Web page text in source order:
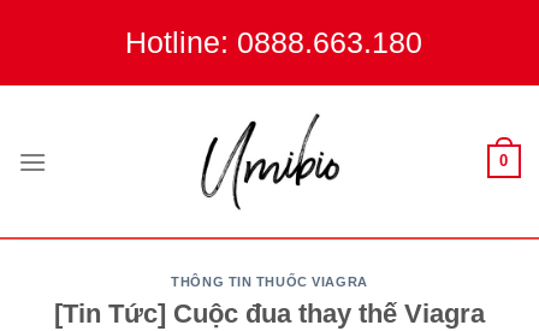
Hotline: 0888.663.180
0
THÔNG TIN THUỐC VIAGRA
[Tin Tức] Cuộc đua thay thế Viagra